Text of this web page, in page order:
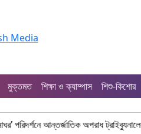
মুক্তমত শিক্ষা ও ক্যাম্পাস শিশু-কিশোর
অপরাধ ট্রাইব্যুনালের বিচারক দল